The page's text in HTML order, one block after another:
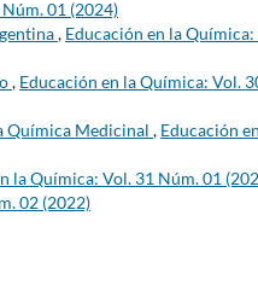
01 (2024)
, Educación en la Química:
, Educación en la Química: Vol.
Química Medicinal , Educación
la Química: Vol. 31 Núm. 01
02 (2022)